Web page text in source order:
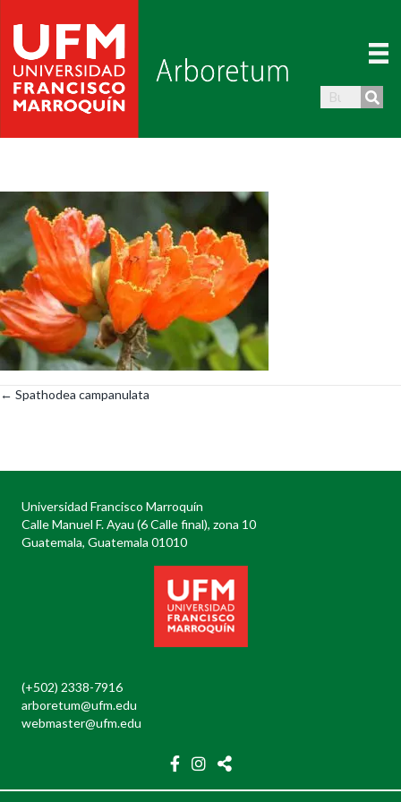
Posts
← Spathodea campanulata
Universidad Francisco Marroquín
Calle Manuel F. Ayau (6 Calle final), zona 10
Guatemala, Guatemala 01010
(+502) 2338-7916
arboretum@ufm.edu
webmaster@ufm.edu